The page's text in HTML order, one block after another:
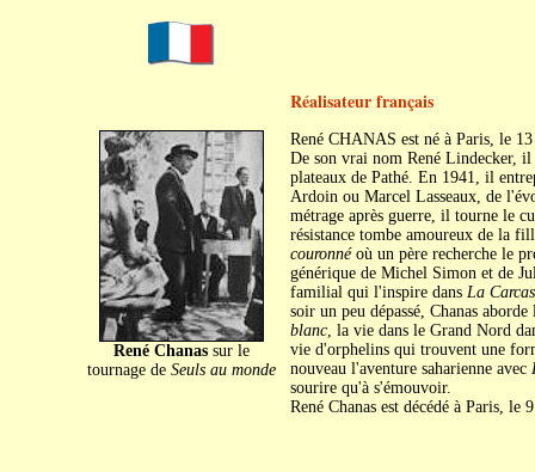
Réalisateur français
René Chanassur le
tournage de Seuls au monde
René CHANAS est né à Paris, le
De son vrai nom René Lindecker, il
plateaux de Pathé. En 1941, il
Ardoin ou Marcel Lasseaux, de
métrage après guerre, il tourne le
résistance tombe amoureux de la
couronnéoù un père recherche le
générique de Michel Simon et de
familial qui l'inspire dans La
soir un peu dépassé, Chanas
blanc, la vie dans le Grand Nord
vie d'orphelins qui trouvent une
nouveau l'aventure saharienne avec
sourire qu'à s'émouvoir.
René Chanas est décédé à Paris, le